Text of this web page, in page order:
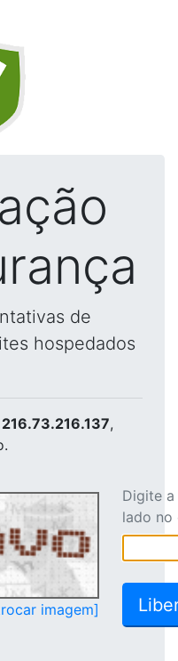
de
hospedados
216.73.216.137,
imagem]
Digite
lado no